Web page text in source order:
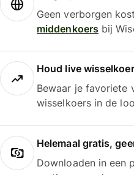
Geen verborgen
middenkoersbij
Houd live
Bewaar je favoriete
wisselkoers in de
Helemaal gratis,
Downloaden in een